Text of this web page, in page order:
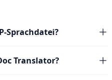
Sprachdatei?
Translator?